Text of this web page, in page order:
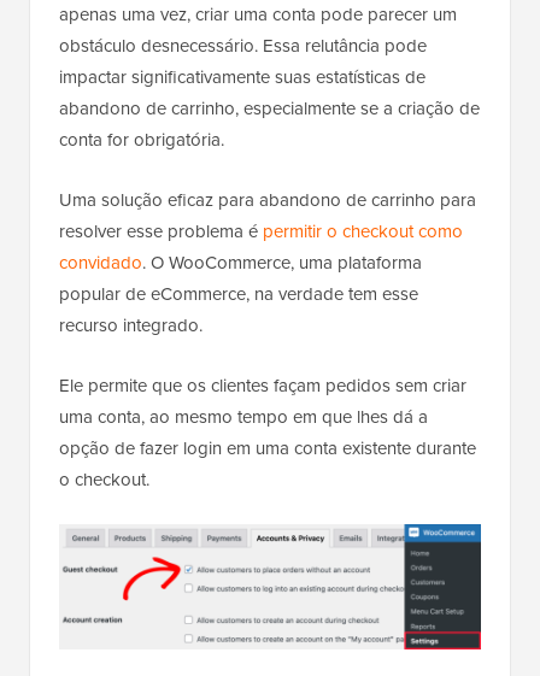
apenas uma vez, criar uma conta pode parecer um
obstáculo desnecessário. Essa relutância pode
impactar significativamente suas estatísticas de
abandono de carrinho, especialmente se a criação de
conta for obrigatória.
Uma solução eficaz para abandono de carrinho para
resolver esse problema é permitir o checkout como
convidado. O WooCommerce, uma plataforma
popular de eCommerce, na verdade tem esse
recurso integrado.
Ele permite que os clientes façam pedidos sem criar
uma conta, ao mesmo tempo em que lhes dá a
opção de fazer login em uma conta existente durante
o checkout.